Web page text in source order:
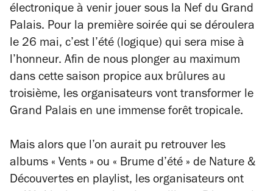
électronique à venir jouer sous la Nef du Grand
Palais. Pour la première soirée qui se déroulera
le 26 mai, c’est l’été (logique) qui sera mise à
l’honneur. Afin de nous plonger au maximum
dans cette saison propice aux brûlures au
troisième, les organisateurs vont transformer le
Grand Palais en une immense forêt tropicale.
Mais alors que l’on aurait pu retrouver les
albums « Vents » ou « Brume d’été » de Nature &
Découvertes en playlist, les organisateurs ont